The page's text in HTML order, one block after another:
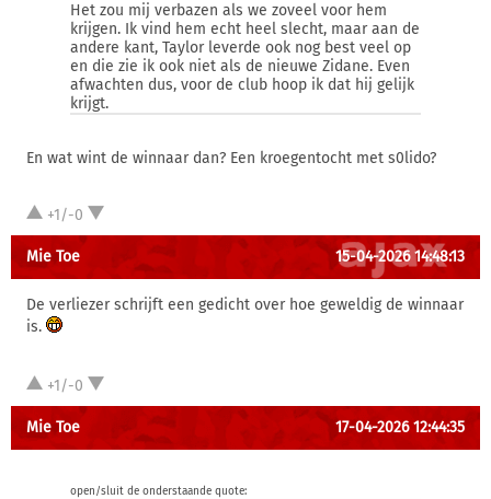
Het zou mij verbazen als we zoveel voor hem
krijgen. Ik vind hem echt heel slecht, maar aan de
andere kant, Taylor leverde ook nog best veel op
en die zie ik ook niet als de nieuwe Zidane. Even
afwachten dus, voor de club hoop ik dat hij gelijk
krijgt.
En wat wint de winnaar dan? Een kroegentocht met s0lido?
+1/-0
Mie Toe 15-04-2026 14:48:13
De verliezer schrijft een gedicht over hoe geweldig de winnaar
is.
+1/-0
Mie Toe 17-04-2026 12:44:35
open/sluit de onderstaande quote: